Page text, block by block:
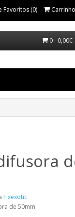
Favoritos (0) Carrinho
0 - 0,00€
Fixexotic
de 50mm